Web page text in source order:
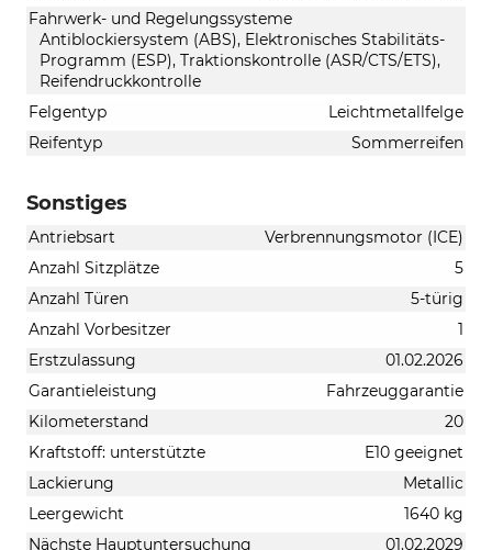
Fahrwerk- und Regelungssysteme
Antiblockiersystem (ABS), Elektronisches Stabilitäts-
Programm (ESP), Traktionskontrolle (ASR/CTS/ETS),
Reifendruckkontrolle
Felgentyp
Leichtmetallfelge
Reifentyp
Sommerreifen
Sonstiges
Antriebsart
Verbrennungsmotor (ICE)
Anzahl Sitzplätze
5
Anzahl Türen
5-türig
Anzahl Vorbesitzer
1
Erstzulassung
01.02.2026
Garantieleistung
Fahrzeuggarantie
Kilometerstand
20
Kraftstoff: unterstützte
E10 geeignet
Lackierung
Metallic
Leergewicht
1640 kg
Nächste Hauptuntersuchung
01.02.2029